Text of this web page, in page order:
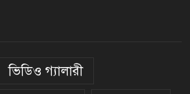
ভিডিও গ্যালারী